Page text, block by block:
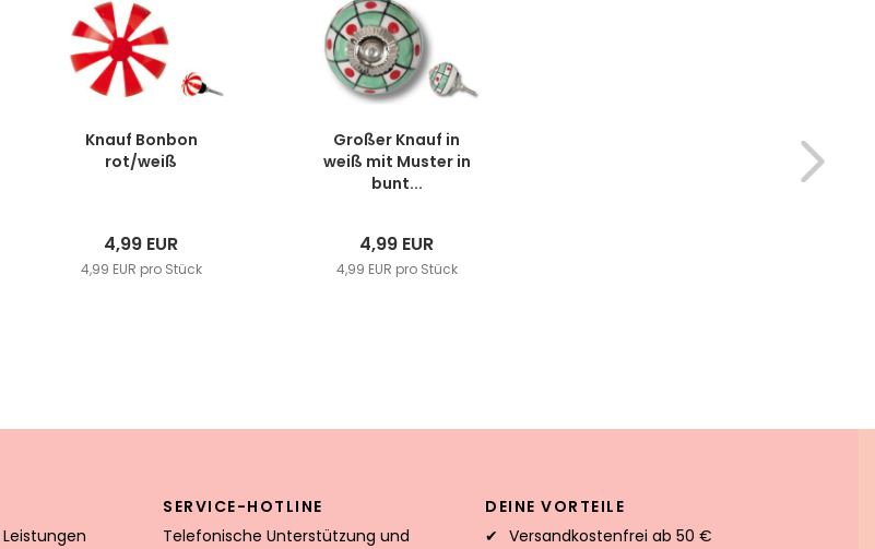
Knauf Bonbon
rot/weiß
4,99 EUR
4,99 EUR pro Stück
Großer Knauf in
weiß mit Muster in
bunt...
4,99 EUR
4,99 EUR pro Stück
SERVICE-HOTLINE
Telefonische Unterstützung und
DEINE VORTEILE
Versandkostenfrei ab 50 €